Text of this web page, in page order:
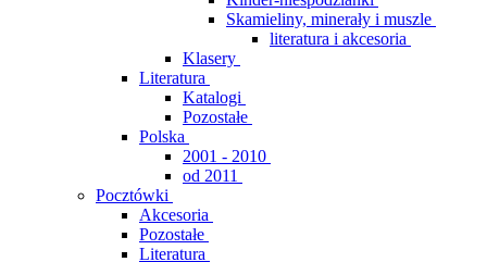
Skamieliny, minerały i muszle
literatura i akcesoria
Klasery
Literatura
Katalogi
Pozostałe
Polska
2001 - 2010
od 2011
Pocztówki
Akcesoria
Pozostałe
Literatura